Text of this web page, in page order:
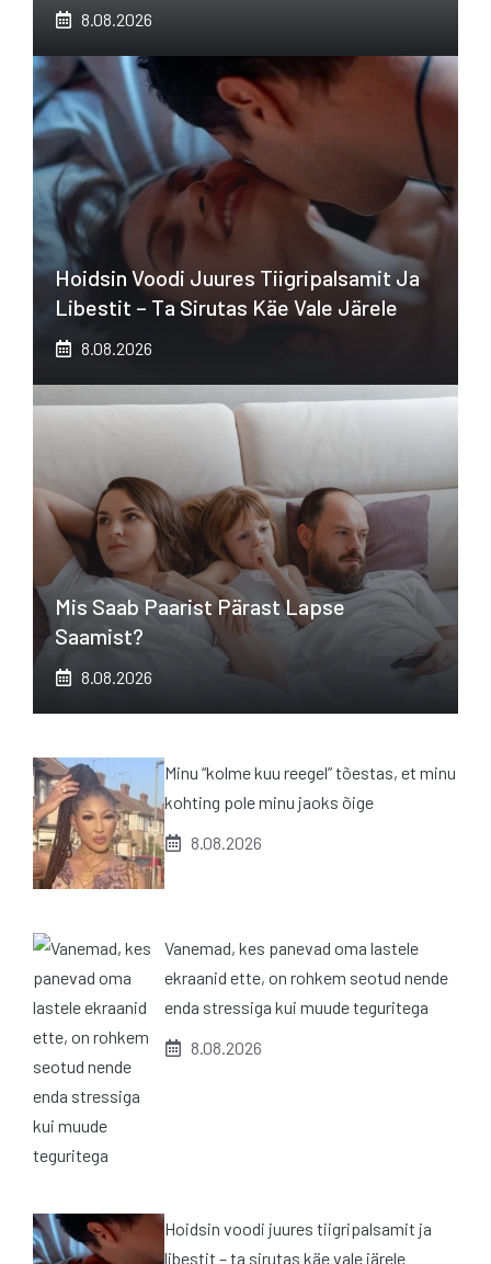
8.08.2026
Hoidsin Voodi Juures Tiigripalsamit Ja
Libestit – Ta Sirutas Käe Vale Järele
8.08.2026
Mis Saab Paarist Pärast Lapse
Saamist?
8.08.2026
Minu “kolme kuu reegel” tõestas, et minu
kohting pole minu jaoks õige
8.08.2026
Vanemad, kes panevad oma lastele
ekraanid ette, on rohkem seotud nende
enda stressiga kui muude teguritega
8.08.2026
Hoidsin voodi juures tiigripalsamit ja
libestit – ta sirutas käe vale järele